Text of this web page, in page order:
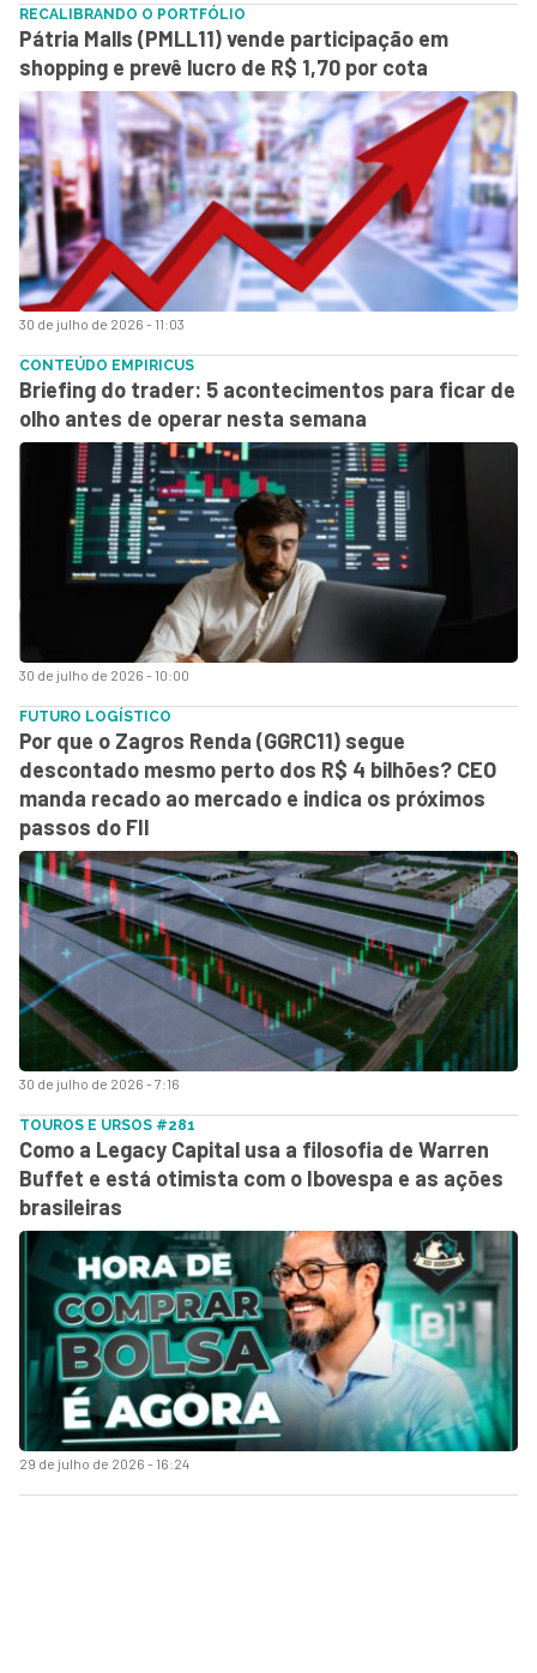
30 de julho de 2026 - 11:03
RECALIBRANDO O PORTFÓLIO
Pátria Malls (PMLL11) vende participação em
shopping e prevê lucro de R$ 1,70 por cota
30 de julho de 2026 - 10:00
CONTEÚDO EMPIRICUS
Briefing do trader: 5 acontecimentos para ficar de
olho antes de operar nesta semana
30 de julho de 2026 - 7:16
FUTURO LOGÍSTICO
Por que o Zagros Renda (GGRC11) segue
descontado mesmo perto dos R$ 4 bilhões? CEO
manda recado ao mercado e indica os próximos
passos do FII
29 de julho de 2026 - 16:24
TOUROS E URSOS #281
Como a Legacy Capital usa a filosofia de Warren
Buffet e está otimista com o Ibovespa e as ações
brasileiras